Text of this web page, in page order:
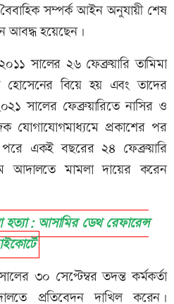
সম্পর্ক আইন অনুযায়ী শেষ
আবদ্ধ হয়েছেন।
সালের ২৬ ফেব্রুয়ারি তামিমা
হোসেনের বিয়ে হয় এবং তাদের
সালের ফেব্রুয়ারিতে নাসির ও
যোগাযোগমাধ্যমে প্রকাশের পর
একই বছরের ২৪ ফেব্রুয়ারি
আদালতে মামলা দায়ের করেন
আসামির ডেথ রেফারেন্স
৩০ সেপ্টেম্বর তদন্ত কর্মকর্তা
প্রতিবেদন দাখিল করেন।